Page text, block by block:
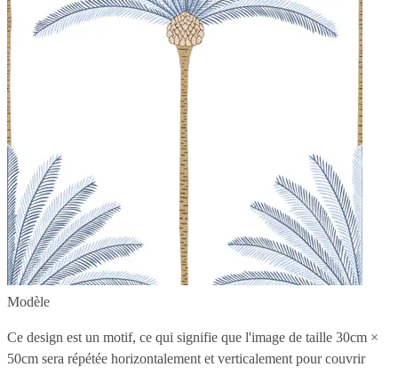
Modèle
Ce design est un motif, ce qui signifie que l'image de taille 30cm ×
50cm sera répétée horizontalement et verticalement pour couvrir